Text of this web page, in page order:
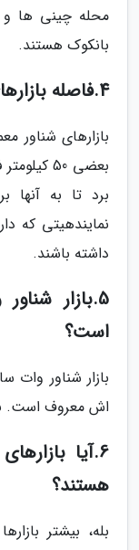
محله چینی ها و
بانکوک هستند.
4.فاصله بازارهای شناور تا بانکوک چقدر است؟
بازارهای شناور
بعضی 50
برد تا به آنها
نمایندهیتی که
داشته باشند.
5.بازار
است؟
بازار شناور
اش معروف است.
6.آیا
هستند؟
بله، بیشتر